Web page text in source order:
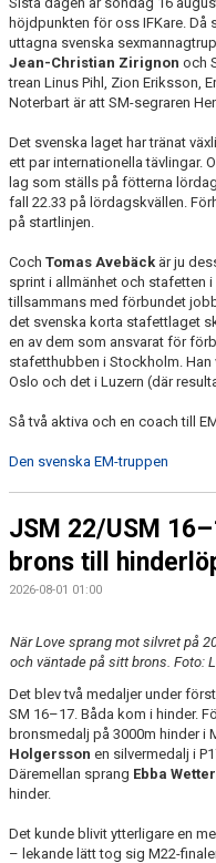
höjdpunkten för oss IFKare. Då
uttagna svenska
Jean-Christian Zirignon och
trean Linus Pihl, Zion Eriksson,
Noterbart är att SM-segraren
Det svenska laget har tränat
ett par internationella tävlingar.
lag som ställs på fötterna
fall 22.33 på lördagskvällen.
på startlinjen.
Coch Tomas Avebäck är ju
sprint i allmänhet och stafetten i
tillsammans med förbundet
det svenska korta stafettlaget
en av dem som ansvarat för
stafetthubben i Stockholm.
Oslo och det i Luzern (där
Så två aktiva och en coach till
Den svenska EM-truppen
JSM 22/USM
brons till
2026-08-01 01:00
När Love sprang mot silvret på
och väntade på sitt brons. Foto:
Det blev två medaljer under
SM 16–17. Båda kom i hinder.
bronsmedalj på 3000m hinder i
Holgersson en silvermedalj i
Däremellan sprang Ebba
hinder.
Det kunde blivit ytterligare en
– lekande lätt tog sig M22-